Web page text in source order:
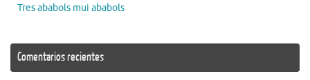
Tres ababols mui ababols
Comentarios recientes